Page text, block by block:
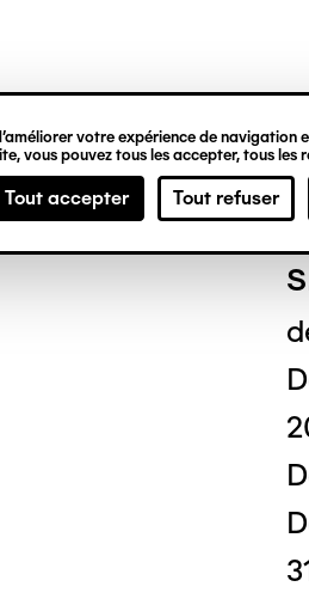
votre expérience de navigation
vous pouvez tous les accepter, tous les
Tout accepter Tout refuser